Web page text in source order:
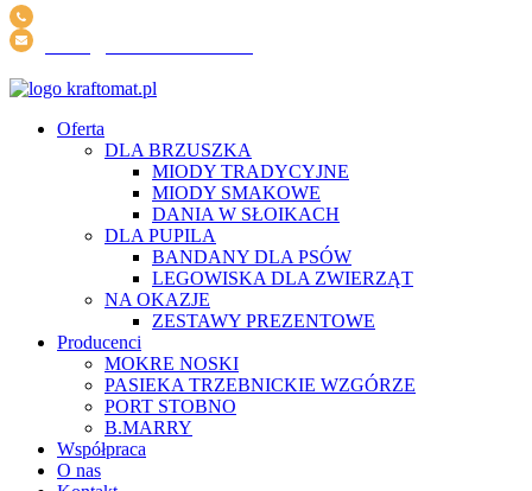
Oferta
DLA BRZUSZKA
MIODY TRADYCYJNE
MIODY SMAKOWE
DANIA W SŁOIKACH
DLA PUPILA
BANDANY DLA PSÓW
LEGOWISKA DLA ZWIERZĄT
NA OKAZJE
ZESTAWY PREZENTOWE
Producenci
MOKRE NOSKI
PASIEKA TRZEBNICKIE WZGÓRZE
PORT STOBNO
B.MARRY
Współpraca
O nas